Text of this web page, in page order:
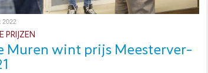
2022
PRIJZEN
Muren wint prijs Mees­ter­ver­